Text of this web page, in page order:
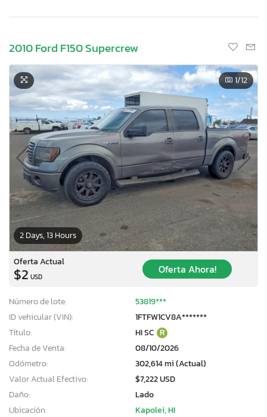
2010 Ford F150 Supercrew
2 Days, 13 Hours
1/12
Oferta Actual
$2 USD
Oferta Ahora!
Número de lote:
53819***
ID vehicular (VIN):
1FTFW1CV8A*******
Título:
HI SC R
Fecha de Venta:
08/10/2026
Odómetro:
302,614 mi (Actual)
Valor Actual Efectivo:
$7,222 USD
Daño:
Lado
Ubicación:
Kapolei, HI